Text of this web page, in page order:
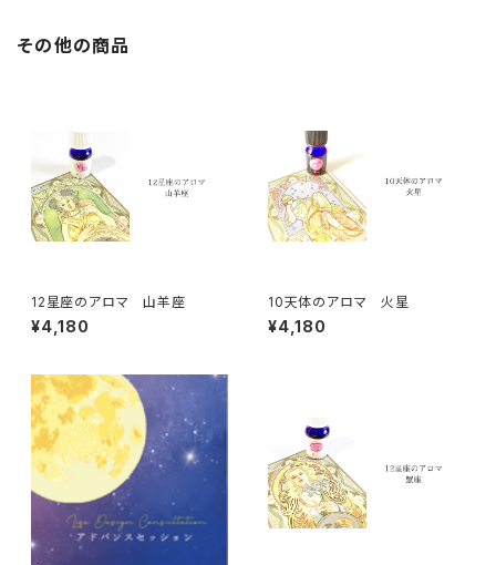
その他の商品
12星座のアロマ 山羊座
¥4,180
10天体のアロマ 火星
¥4,180